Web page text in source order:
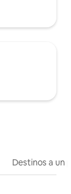
Destinos a un